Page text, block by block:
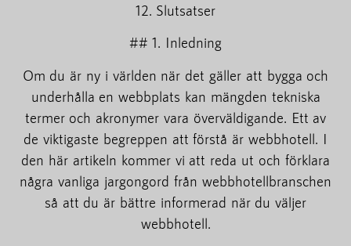
12. Slutsatser
## 1. Inledning
Om du är ny i världen när det gäller att bygga och
underhålla en webbplats kan mängden tekniska
termer och akronymer vara överväldigande. Ett av
de viktigaste begreppen att förstå är webbhotell. I
den här artikeln kommer vi att reda ut och förklara
några vanliga jargongord från webbhotellbranschen
så att du är bättre informerad när du väljer
webbhotell.